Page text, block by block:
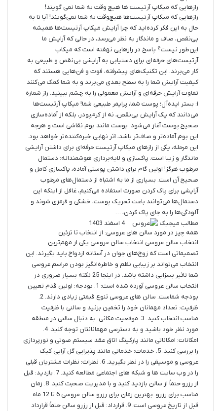
رازهایی که میکاپ آرتیست ها هیچ وقت به شما نمی گویند!
رازهایی که میکاپ آرتیست‌ها هیچ‌وقت به شما نمی‌گویند! آیا تا به
حال به این فکر کرده‌اید که چرا آرایش میکاپ آرتیست‌ها همیشه
بی‌نقص، صاف و ماندگار به نظر می‌رسد، در حالی که آرایش ما
این‌طور نیست؟ پاسخ در رازهایی نهفته است که میکاپ
آرتیست‌های حرفه‌ای برای دستیابی به آرایشی بی‌نقص و طبیعی به
کار می‌برند. این تکنیک‌های پیشرفته، فوت و فن‌هایی هستند که
کیفیت آرایش شما را به سطح بعدی می‌برند و به شما کمک می‌کنند
تفاوت آرایش حرفه‌ای و آرایش معمولی را به چشم ببینید. راز شماره
۱: بستر ایده‌آل؛ پوست شما، پرایمر طبیعی شما! میکاپ آرتیست‌ها
می‌دانند که یک آرایش بی‌نقص، نه از کرم‌پودر، بلکه از آماده‌سازی
صحیح پوست آغاز می‌شود. پوست مانند بوم نقاشی است و هرچه
این بوم آماده‌تر و صاف‌تر باشد، اثر نهایی خیره‌کننده‌تر خواهد بود.
این مرحله، یکی از رازهای میکاپ آرتیست حرفه‌ای برای داشتن آرایشی
ماندگار و زیبا است. پاکسازی و لایه‌برداری هوشمندانه: دستمال
مرطوب هرگز! اولین گام برای داشتن پوستی آماده، پاکسازی کامل و
صحیح آن است. بسیاری از ما به اشتباه از دستمال‌های مرطوب
آرایشی برای پاک کردن صورت استفاده می‌کنیم، غافل از اینکه این
دستمال‌ها می‌توانند باعث تحریک پوست، خشکی و قرمزی شوند و
آلودگی‌ها را به جای پاک کردن، …
مطالب میجیک
4 اسفند 1403
همه چیز در مورد سالن های عروسی: از انتخاب تا تزئین
انتخاب سالن عروسی انتخاب سالن عروسی یکی از مهم‌ترین
تصمیماتی است که زوج‌های جوان در آستانه ازدواج باید بگیرند. این
انتخاب می‌تواند بر زیبایی نظم و خاطره‌انگیز بودن مراسم عروسی
شما تاثیر بسزایی داشته باشد. در اینجا 25 نکته بسیار ضروری در
انتخاب سالن عروسی آورده شده است: 1. بودجه: اولین قدم تعیین
بودجه شماست. سالن های عروسی تنوع قیمتی زیادی دارند. 2.
ظرفیت: تعداد مهمانان خود را تخمین بزنید و سالنی با ظرفیت
مناسب انتخاب کنید. 3. موقعیت مکانی: به دنبال سالنی در منطقه
مورد نظر خود باشید و به دسترسی مهمانانتان توجه کنید. 4.
امکانات: امکاناتی مانند پارکینگ اتاق عقد سیستم صوتی و نورپردازی
را بررسی کنید. 5. خدمات: خدماتی مانند پذیرایی گل آرایی کیک
عروسی و موسیقی را در نظر بگیرید. 6. نظرات: نظرات مشتریان قبلی
را در وب سایت ها و شبکه های اجتماعی مطالعه کنید. 7. بازدید: قبل
از رزرو حتماً از سالن بازدید کنید و با مدیریت صحبت کنید. 8. زمان
مناسب برای رزرو: بهترین زمان برای رزرو سالن عروسی 6 تا 12 ماه
قبل از تاریخ عروسی است. 9. قرارداد: قبل از رزرو سالن حتماً قرارداد